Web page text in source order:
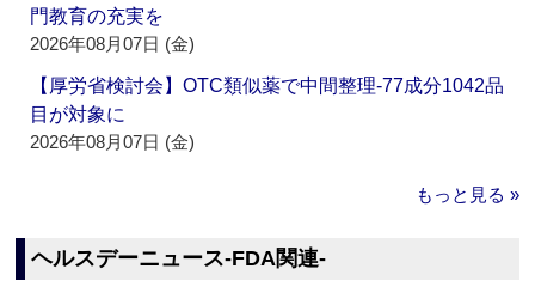
門教育の充実を
2026年08月07日 (金)
【厚労省検討会】OTC類似薬で中間整理‐77成分1042品
目が対象に
2026年08月07日 (金)
もっと見る »
ヘルスデーニュース‐FDA関連‐